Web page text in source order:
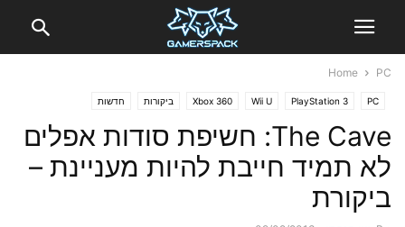
Home PC
PC
PlayStation 3
Wii U
Xbox 360 ביקורות חדשות
The Cave: חשיפת סודות אפלים
לא תמיד חייבת להיות מעניינת –
ביקורת